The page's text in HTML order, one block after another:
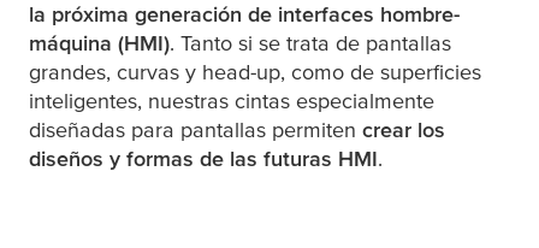
la próxima generación de interfaces hombre-
máquina (HMI). Tanto si se trata de pantallas
grandes, curvas y head-up, como de superficies
inteligentes, nuestras cintas especialmente
diseñadas para pantallas permiten crear los
diseños y formas de las futuras HMI.